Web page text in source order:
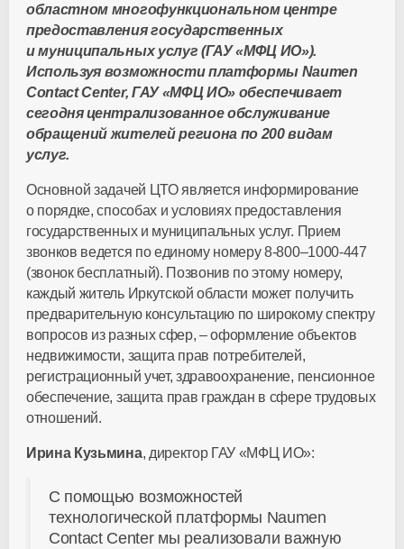
областном многофункциональном центре
предоставления государственных
и муниципальных услуг (ГАУ «МФЦ ИО»).
Используя возможности платформы Naumen
Contact Center, ГАУ «МФЦ ИО» обеспечивает
сегодня централизованное обслуживание
обращений жителей региона по 200 видам
услуг.
Основной задачей ЦТО является информирование
о порядке, способах и условиях предоставления
государственных и муниципальных услуг. Прием
звонков ведется по единому номеру 8-800–1000-447
(звонок бесплатный). Позвонив по этому номеру,
каждый житель Иркутской области может получить
предварительную консультацию по широкому спектру
вопросов из разных сфер, – оформление объектов
недвижимости, защита прав потребителей,
регистрационный учет, здравоохранение, пенсионное
обеспечение, защита прав граждан в сфере трудовых
отношений.
Ирина Кузьмина, директор ГАУ «МФЦ ИО»:
С помощью возможностей
технологической платформы Naumen
Contact Center мы реализовали важную